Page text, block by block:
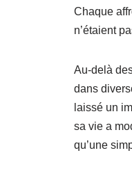
Chaque
n’étaient
Au-delà
dans
laissé un
sa vie a
qu’une